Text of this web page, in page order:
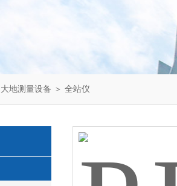
大地测量设备 ＞ 全站仪